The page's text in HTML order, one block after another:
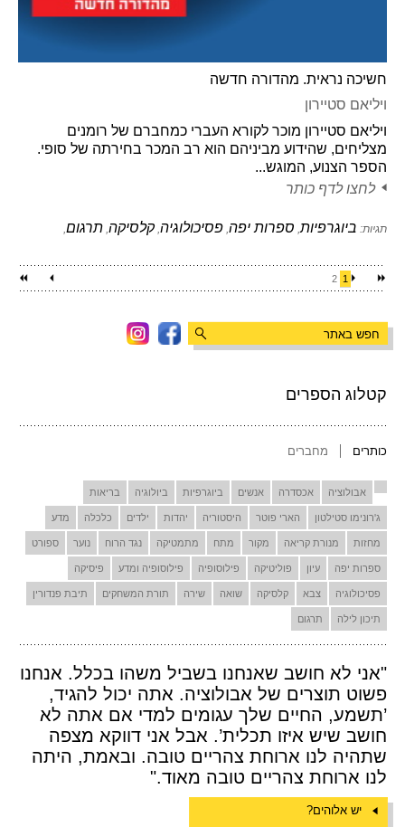
קטלוג הספרים
כותרים מחברים
אבולוציה אכסדרה אנשים ביוגרפיות ביולוגיה בריאות
ג'רונימו סטילטון הארי פוטר היסטוריה יהדות ילדים כלכלה מדע
מחזות מנורת קריאה מקור מתח מתמטיקה נגד הרוח נוער ספורט
ספרות יפה עיון פוליטיקה פילוסופיה פילוסופיה ומדע פיסיקה
פסיכולוגיה צבא קלסיקה שואה שירה תורת המשחקים תיבת פנדורין
תיכון לילה תרגום
"אני לא חושב שאנחנו בשביל משהו בכלל. אנחנו
פשוט תוצרים של אבולוציה. אתה יכול להגיד,
’תשמע, החיים שלך עגומים למדי אם אתה לא
חושב שיש איזו תכלית’. אבל אני דווקא מצפה
שתהיה לנו ארוחת צהריים טובה. ובאמת, היתה
לנו ארוחת צהריים טובה מאוד."
יש אלוהים?
חשיכה נראית. מהדורה חדשה
ויליאם סטיירון
ויליאם סטיירון מוכר לקורא העברי כמחברם של רומנים
מצליחים, שהידוע מביניהם הוא רב המכר בחירתה של סופי.
הספר הצנוע, המוגש...
לחצו לדף כותר
תגיות: ביוגרפיות, ספרות יפה, פסיכולוגיה,קלסיקה, תרגום,
1
2